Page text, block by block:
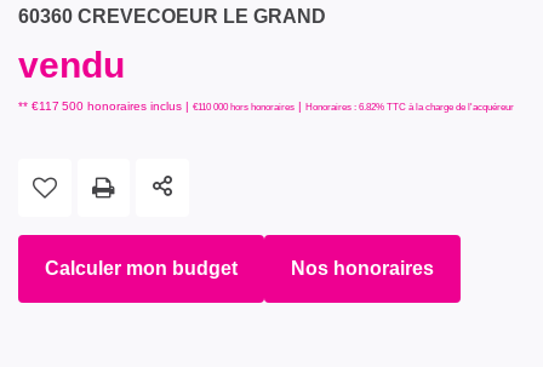
60360 CREVECOEUR LE GRAND
vendu
** €117 500 honoraires inclus | €110 000 hors honoraires | Honoraires : 6.82% TTC à la charge de l'acquéreur
Calculer mon budget Nos honoraires